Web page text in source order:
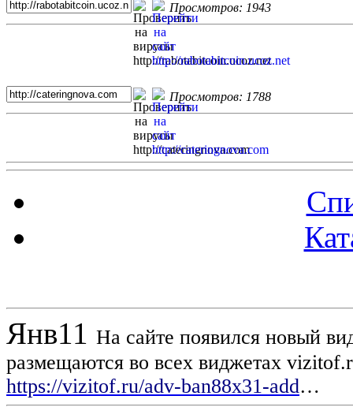
Просмотров: 1943
Просмотров: 1788
Янв11 На сайте появился новый
размещаются во всех виджетах
https://vizitof.ru/adv-ban88x31-add…